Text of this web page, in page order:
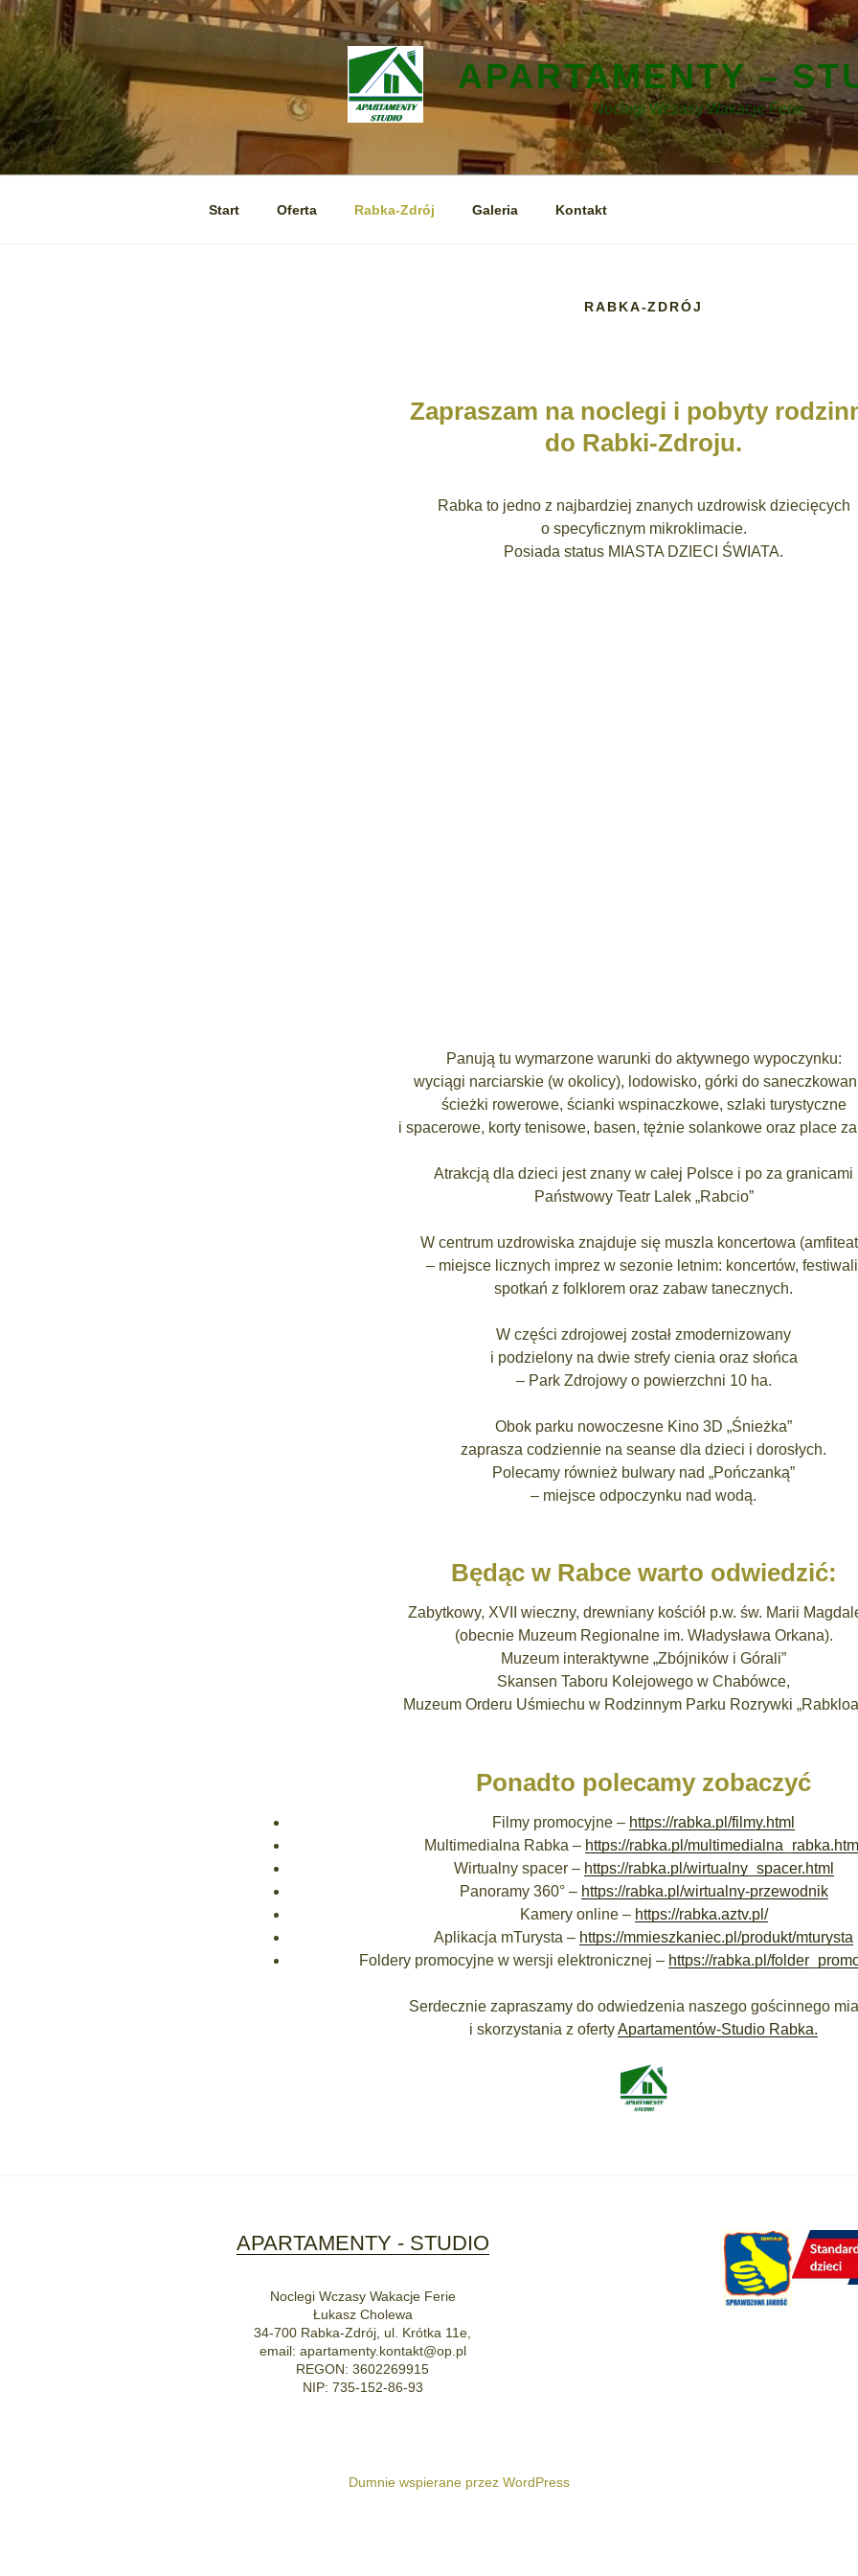
Przejdź
do
treści
APARTAMENTY –
Noclegi Wczasy Wakacje Ferie
Start Oferta Rabka-Zdrój Galeria Kontakt
RABKA-ZDRÓJ
Zapraszam na noclegi i pobyty
do Rabki-Zdroju.
Rabka to jedno z najbardziej znanych uzdrowisk dziecięcych
o specyficznym mikroklimacie.
Posiada status MIASTA DZIECI ŚWIATA.
Panują tu wymarzone warunki do aktywnego wypoczynku:
wyciągi narciarskie (w okolicy), lodowisko, górki do
ścieżki rowerowe, ścianki wspinaczkowe, szlaki turystyczne
i spacerowe, korty tenisowe, basen, tężnie solankowe oraz place
Atrakcją dla dzieci jest znany w całej Polsce i po za granicami
Państwowy Teatr Lalek „Rabcio”
W centrum uzdrowiska znajduje się muszla koncertowa
– miejsce licznych imprez w sezonie letnim: koncertów,
spotkań z folklorem oraz zabaw tanecznych.
W części zdrojowej został zmodernizowany
i podzielony na dwie strefy cienia oraz słońca
– Park Zdrojowy o powierzchni 10 ha.
Obok parku nowoczesne Kino 3D „Śnieżka”
zaprasza codziennie na seanse dla dzieci i dorosłych.
Polecamy również bulwary nad „Pończanką”
– miejsce odpoczynku nad wodą.
Będąc w Rabce warto odwiedzić:
Zabytkowy, XVII wieczny, drewniany kościół p.w. św. Marii
(obecnie Muzeum Regionalne im. Władysława Orkana).
Muzeum interaktywne „Zbójników i Górali”
Skansen Taboru Kolejowego w Chabówce,
Muzeum Orderu Uśmiechu w Rodzinnym Parku Rozrywki
Ponadto polecamy zobaczyć
Filmy promocyjne – https://rabka.pl/filmy.html
Multimedialna Rabka – https://rabka.pl/multimedialna_rabka.html
Wirtualny spacer – https://rabka.pl/wirtualny_spacer.html
Panoramy 360° – https://rabka.pl/wirtualny-przewodnik
Kamery online – https://rabka.aztv.pl/
Aplikacja mTurysta – https://mmieszkaniec.pl/produkt/mturysta
Foldery promocyjne w wersji elektronicznej – https://rabka.pl/
Serdecznie zapraszamy do odwiedzenia naszego gościnnego
i skorzystania z ofertyApartamentów-Studio Rabka.
APARTAMENTY - STUDIO
Noclegi Wczasy Wakacje Ferie
Łukasz Cholewa
34-700 Rabka-Zdrój, ul. Krótka 11e,
email: apartamenty.kontakt@op.pl
REGON: 3602269915
NIP: 735-152-86-93
Dumnie wspierane przez WordPress